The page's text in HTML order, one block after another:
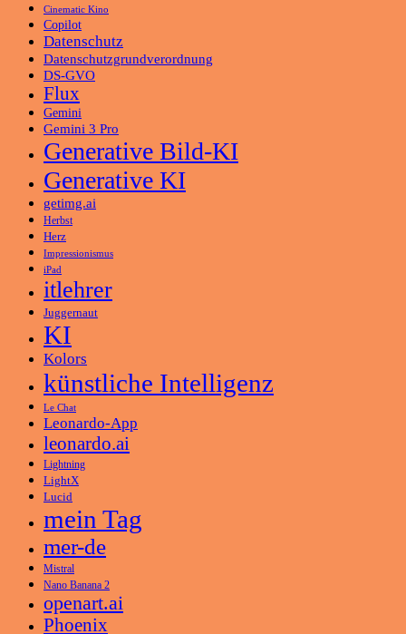
Cinematic Kino
Copilot
Datenschutz
Datenschutzgrundverordnung
DS-GVO
Flux
Gemini
Gemini 3 Pro
Generative Bild-KI
Generative KI
getimg.ai
Herbst
Herz
Impressionismus
iPad
itlehrer
Juggernaut
KI
Kolors
künstliche Intelligenz
Le Chat
Leonardo-App
leonardo.ai
Lightning
LightX
Lucid
mein Tag
mer-de
Mistral
Nano Banana 2
openart.ai
Phoenix